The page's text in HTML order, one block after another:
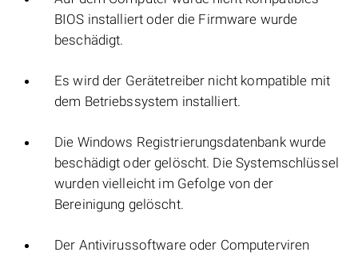
BIOS installiert oder die Firmware wurde
beschädigt.
Es wird der Gerätetreiber nicht kompatible mit
dem Betriebssystem installiert.
Die Windows Registrierungsdatenbank wurde
beschädigt oder gelöscht. Die Systemschlüssel
wurden vielleicht im Gefolge von der
Bereinigung gelöscht.
Der Antivirussoftware oder Computerviren